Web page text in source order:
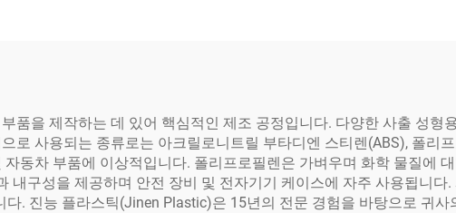
품을 제작하는 데 있어 핵심적인 제조 공정입니다. 다양한 사출 성형
로 사용되는 종류로는 아크릴로니트릴 부타디엔 스티렌(ABS), 폴리
동차 부품에 이상적입니다. 폴리프로필렌은 가벼우며 화학 물질에
내구성을 제공하며 안전 장비 및 전자기기 케이스에 자주 사용됩니
다. 진능 플라스틱(Jinen Plastic)은 15년의 전문 경험을 바탕으로 귀